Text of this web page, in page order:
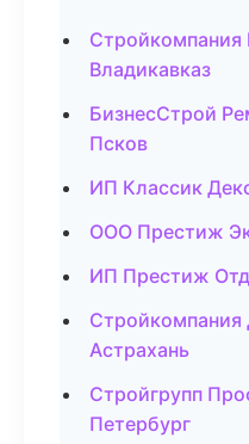
Владикавказ
БизнесСтрой
Псков
ИП Классик
ООО Престиж
ИП Престиж
Астрахань
Стройгрупп
Петербург